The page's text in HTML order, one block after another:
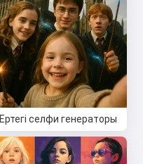
Ертегі селфи генераторы